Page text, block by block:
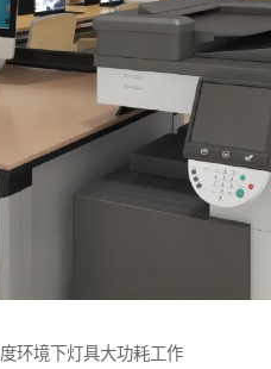
环境下灯具大功耗工作